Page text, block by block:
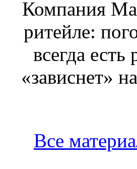
Компания
ритейле:
всегда
«зависнет»
Все